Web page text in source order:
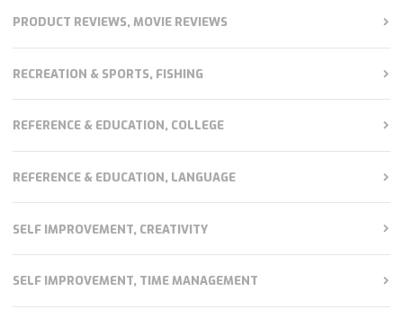
PRODUCT REVIEWS, MOVIE REVIEWS
RECREATION & SPORTS, FISHING
REFERENCE & EDUCATION, COLLEGE
REFERENCE & EDUCATION, LANGUAGE
SELF IMPROVEMENT, CREATIVITY
SELF IMPROVEMENT, TIME MANAGEMENT